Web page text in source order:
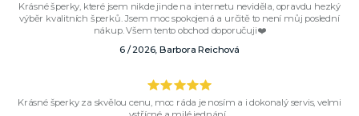
Krásné šperky, které jsem nikde jinde na internetu neviděla, opravdu hezký
výběr kvalitních šperků. Jsem moc spokojená a určitě to není můj poslední
nákup. Všem tento obchod doporučuji❤️
6 / 2026, Barbora Reichová
Krásné šperky za skvělou cenu, moc ráda je nosím a i dokonalý servis, velmi